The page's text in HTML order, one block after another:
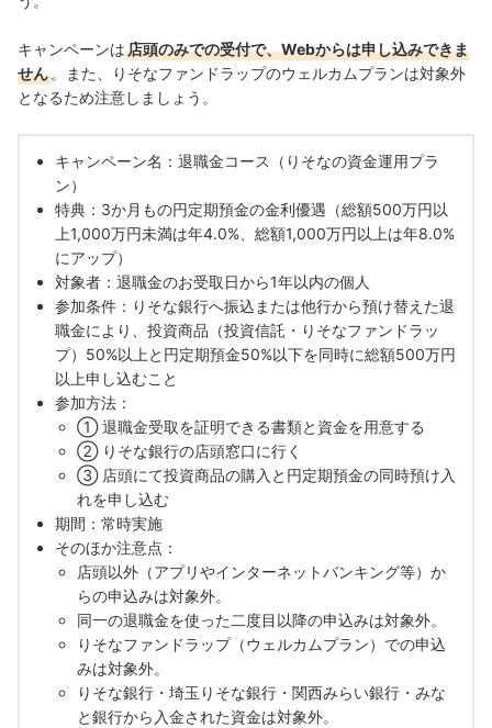
キャンペーンは店頭のみでの受付で、Webからは申し込みできま
せん 。また、りそなファンドラップのウェルカムプランは対象外
となるため注意しましょう。
キャンペーン名：退職金コース（りそなの資金運用プラ
ン）
特典：3か月もの円定期預金の金利優遇（総額500万円以
上1,000万円未満は年4.0%、総額1,000万円以上は年8.0%
にアップ）
対象者：退職金のお受取日から1年以内の個人
参加条件：りそな銀行へ振込または他行から預け替えた退
職金により、投資商品（投資信託・りそなファンドラッ
プ）50%以上と円定期預金50%以下を同時に総額500万円
以上申し込むこと
参加方法：
① 退職金受取を証明できる書類と資金を用意する
② りそな銀行の店頭窓口に行く
③ 店頭にて投資商品の購入と円定期預金の同時預け入
れを申し込む
期間：常時実施
そのほか注意点：
店頭以外（アプリやインターネットバンキング等）か
らの申込みは対象外。
同一の退職金を使った二度目以降の申込みは対象外。
りそなファンドラップ（ウェルカムプラン）での申込
みは対象外。
りそな銀行・埼玉りそな銀行・関西みらい銀行・みな
と銀行から入金された資金は対象外。